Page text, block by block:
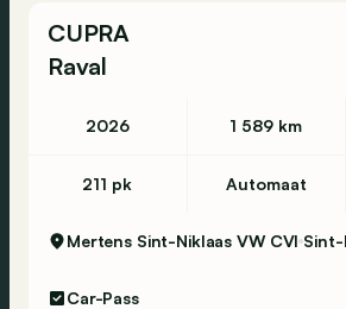
CUPRA
Raval
2026 1 589 km
211 pk Automaat
Mertens Sint-Niklaas VW CVI Sint-
Car-Pass